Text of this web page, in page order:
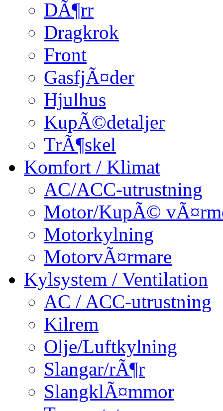
DÃ¶rr
Dragkrok
Front
GasfjÃ¤der
Hjulhus
KupÃ©detaljer
TrÃ¶skel
Komfort / Klimat
AC/ACC-utrustning
Motor/KupÃ©
Motorkylning
MotorvÃ¤rmare
Kylsystem / Ventilation
AC / ACC-utrustning
Kilrem
Olje/Luftkylning
Slangar/rÃ¶r
SlangklÃ¤mmor